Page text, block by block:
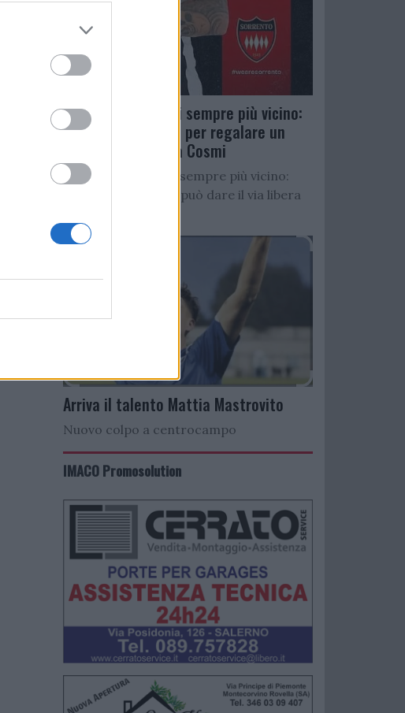
Salernitana, D’Ursi sempre più vicino:
Faggiano accelera per regalare un
altro attaccante a Cosmi
Salernitana, D’Ursi sempre più vicino:
Starita al Sorrento può dare il via libera
Arriva il talento Mattia Mastrovito
Nuovo colpo a centrocampo
IMACO Promosolution